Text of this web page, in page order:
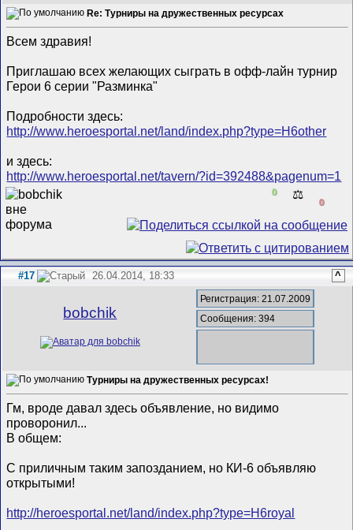
Re: Турниры на дружественных ресурсах
Всем здравия!
Приглашаю всех желающих сыграть в офф-лайн турнир
Герои 6 серии "Разминка"
Подробности здесь:
http://www.heroesportal.net/land/index.php?type=H6other
и здесь:
http://www.heroesportal.net/tavern/?id=392488&pagenum=1
0 ⚖️
0
#17 26.04.2014, 18:33 ^
bobchik
Регистрация: 21.07.2009
Сообщения: 394
Турниры на дружественных ресурсах!
Гм, вроде давал здесь объявление, но видимо
проворонил...
В общем:
С приличным таким запозданием, но КИ-6 объявляю
открытыми!
http://heroesportal.net/land/index.php?type=H6royal